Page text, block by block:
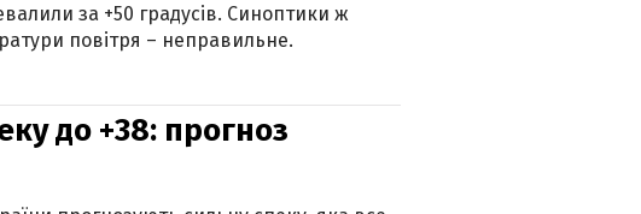
за +50 градусів. Синоптики ж
повітря – неправильне.
до +38: прогноз